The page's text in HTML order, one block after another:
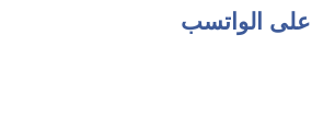
على الواتسب